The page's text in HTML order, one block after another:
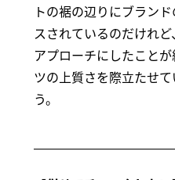
トの裾の辺りにブラン
スされているのだけれ
アプローチにしたこと
ツの上質さを際立たせ
う。